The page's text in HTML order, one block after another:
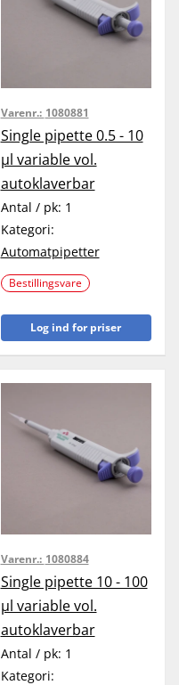
Varenr.: 1080881
Single pipette 0.5 - 10
µl variable vol.
autoklaverbar
Antal / pk: 1
Kategori:
Automatpipetter
Bestillingsvare
Log ind for priser
Varenr.: 1080884
Single pipette 10 - 100
µl variable vol.
autoklaverbar
Antal / pk: 1
Kategori: